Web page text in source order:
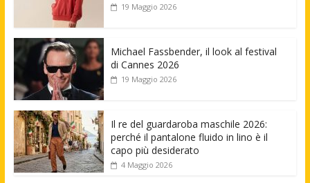
19 Maggio 2026
Michael Fassbender, il look al festival
di Cannes 2026
19 Maggio 2026
Il re del guardaroba maschile 2026:
perché il pantalone fluido in lino è il
capo più desiderato
4 Maggio 2026